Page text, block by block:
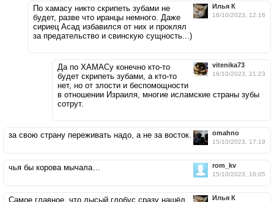
Илья К
16/10/2023, 12:16
По хамасу никто скрипеть зубами не
будет, разве что иранцы немного. Даже
сириец Асад избавился от них и проклял
за предательство и свинскую сущность...)
vitenika73
16/10/2023, 21:23
Да по ХАМАСу конечно кто-то
будет скрипеть зубами, а кто-то
нет, но от злости и беспомощности
в отношении Израиля, многие исламские страны зубы
сотрут.
omahno
15/10/2023, 17:19
за свою страну переживать надо, а не за восток.
rom_kv
15/10/2023, 16:05
чья бы корова мычала…
Илья К
Самое главное, что лысый глобус сразу нашёл